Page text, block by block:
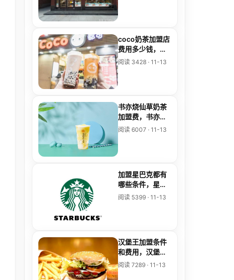
coco奶茶加盟店
费用多少钱，加
盟具体流程
阅读 3428 · 11-13
书亦烧仙草奶茶
加盟费，书亦烧
仙草加盟费要多
阅读 6007 · 11-13
加盟星巴克都有
哪些条件，星巴
克加盟费多少加
阅读 5399 · 11-13
汉堡王加盟条件
和费用，汉堡王
最新加盟条件
阅读 7289 · 11-13